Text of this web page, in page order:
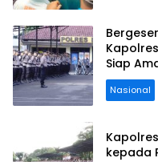
Siap
Nasional
kepada